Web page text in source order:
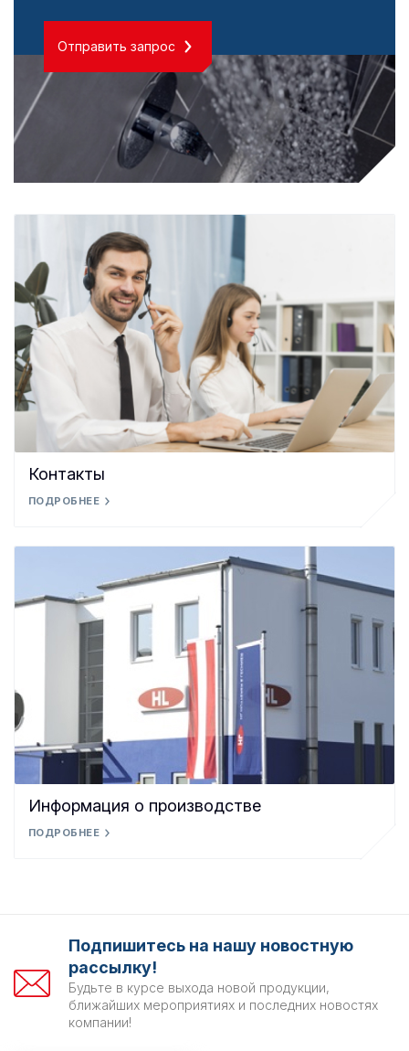
Отправить запрос
Контакты
ПОДРОБНЕЕ
Информация о производстве
ПОДРОБНЕЕ
Подпишитесь на нашу новостную
рассылку!
Будьте в курсе выхода новой продукции,
ближайших мероприятиях и последних новостях
компании!